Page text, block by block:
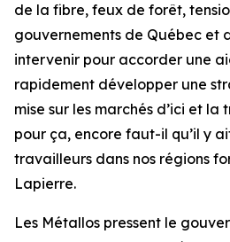
de la fibre, feux de forêt,
gouvernements de Québec et
intervenir pour accorder une
rapidement développer une
mise sur les marchés d’ici et la
pour ça, encore faut-il qu’il y
travailleurs dans nos régions
Lapierre.
Les Métallos pressent le